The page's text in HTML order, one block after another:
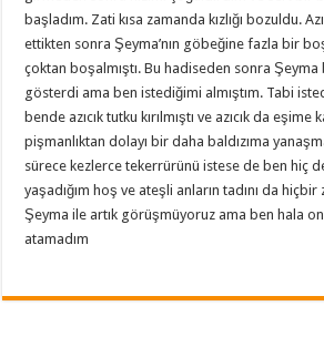
başladım. Zati kısa zamanda kızlığı bozuldu.
ettikten sonra Şeyma’nın göbeğine fazla bir
çoktan boşalmıştı. Bu hadiseden sonra
gösterdi ama ben istediğimi almıştım. Tabi
bende azıcık tutku kırılmıştı ve azıcık da eşime
pişmanlıktan dolayı bir daha baldızıma
sürece kezlerce tekerrürünü istese de ben hiç
yaşadığım hoş ve ateşli anların tadını da
Şeyma ile artık görüşmüyoruz ama ben hala
atamadım